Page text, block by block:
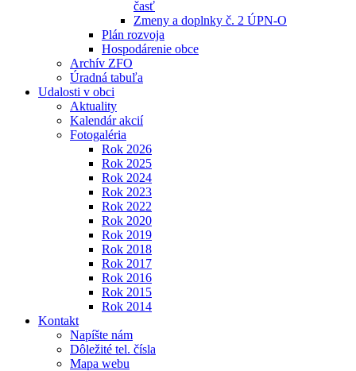
časť
Zmeny a doplnky č. 2 ÚPN-O
Plán rozvoja
Hospodárenie obce
Archív ZFO
Úradná tabuľa
Udalosti v obci
Aktuality
Kalendár akcií
Fotogaléria
Rok 2026
Rok 2025
Rok 2024
Rok 2023
Rok 2022
Rok 2020
Rok 2019
Rok 2018
Rok 2017
Rok 2016
Rok 2015
Rok 2014
Kontakt
Napíšte nám
Dôležité tel. čísla
Mapa webu